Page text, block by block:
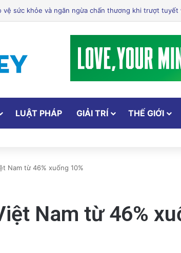
Nổ Cảm Xúc: Tại Sao Hollywood Đang Đón Nhận
LUẬT PHÁP GIẢI TRÍ THẾ GIỚI
Nam từ 46% xuống 10%
Nam từ 46%